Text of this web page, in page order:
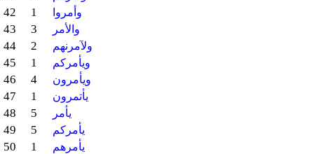
42 1 وأمروا
43 3 والأمر
44 2 ولآمرنهم
45 1 ويأمركم
46 4 ويأمرون
47 1 يأتمرون
48 5 يأمر
49 5 يأمركم
50 1 يأمرهم